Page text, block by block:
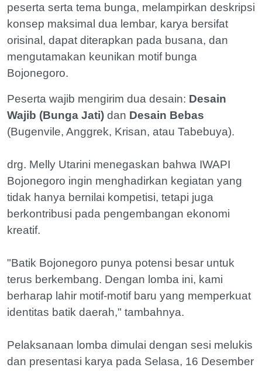
peserta serta tema bunga, melampirkan deskripsi
konsep maksimal dua lembar, karya bersifat
orisinal, dapat diterapkan pada busana, dan
mengutamakan keunikan motif bunga
Bojonegoro.
Peserta wajib mengirim dua desain: Desain
Wajib (Bunga Jati) dan Desain Bebas
(Bugenvile, Anggrek, Krisan, atau Tabebuya).
drg. Melly Utarini menegaskan bahwa IWAPI
Bojonegoro ingin menghadirkan kegiatan yang
tidak hanya bernilai kompetisi, tetapi juga
berkontribusi pada pengembangan ekonomi
kreatif.
"Batik Bojonegoro punya potensi besar untuk
terus berkembang. Dengan lomba ini, kami
berharap lahir motif-motif baru yang memperkuat
identitas batik daerah," tambahnya.
Pelaksanaan lomba dimulai dengan sesi melukis
dan presentasi karya pada Selasa, 16 Desember